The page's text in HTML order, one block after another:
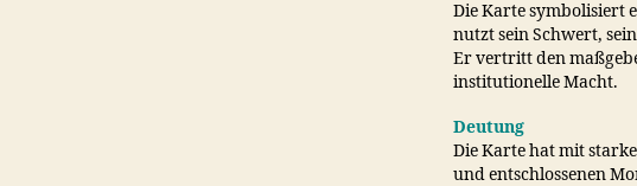
Die Karte symbolisiert
nutzt sein Schwert,
Er vertritt den
institutionelle Macht.
Deutung
Die Karte hat mit
und entschlossenen